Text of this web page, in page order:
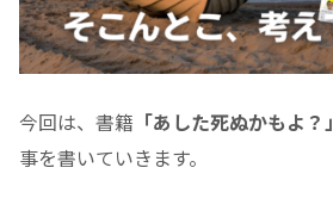
今回は、書籍 「あした死ぬかもよ？」
事を書いていきます。